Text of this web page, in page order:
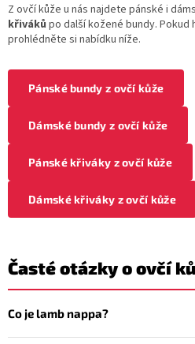
Z ovčí kůže u nás najdete pánské i
křiváků po další kožené bundy.
prohlédněte si nabídku níže.
Pánské bundy z ovčí kůže
Dámské bundy z ovčí kůže
Pánské křiváky z ovčí kůže
Dámské křiváky z ovčí kůže
Časté otázky o ovčí
Co je lamb nappa?